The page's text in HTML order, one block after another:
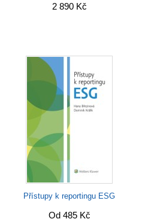
2 890 Kč
Přístupy k reportingu ESG
Od 485 Kč